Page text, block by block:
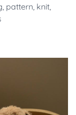
, pattern, knit,